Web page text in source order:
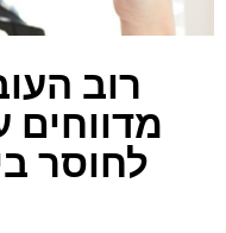
רוב
לחוסר